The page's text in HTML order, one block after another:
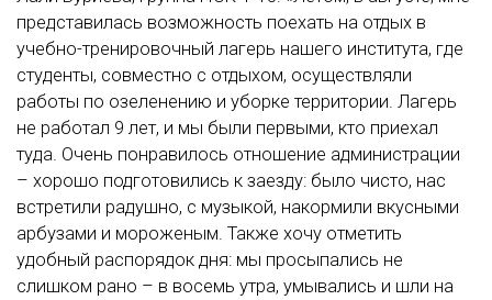
представилась возможность поехать на отдых в
учебно-тренировочный лагерь нашего института, где
студенты, совместно с отдыхом, осуществляли
работы по озеленению и уборке территории. Лагерь
не работал 9 лет, и мы были первыми, кто приехал
туда. Очень понравилось отношение администрации
– хорошо подготовились к заезду: было чисто, нас
встретили радушно, с музыкой, накормили вкусными
арбузами и мороженым. Также хочу отметить
удобный распорядок дня: мы просыпались не
слишком рано – в восемь утра, умывались и шли на